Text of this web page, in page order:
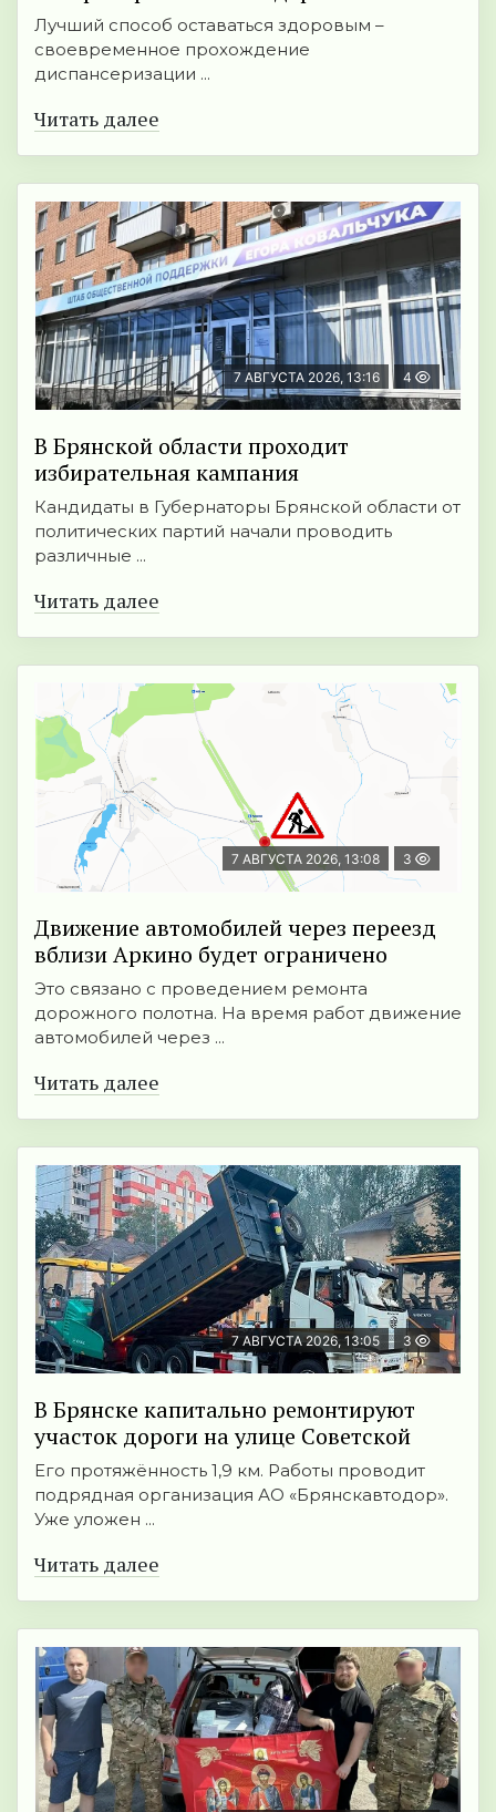
Лучший способ оставаться здоровым –
своевременное прохождение
диспансеризации ...
Читать далее
7 АВГУСТА 2026, 13:16 4
В Брянской области проходит
избирательная кампания
Кандидаты в Губернаторы Брянской области от
политических партий начали проводить
различные ...
Читать далее
7 АВГУСТА 2026, 13:08 3
Движение автомобилей через переезд
вблизи Аркино будет ограничено
Это связано с проведением ремонта
дорожного полотна. На время работ движение
автомобилей через ...
Читать далее
7 АВГУСТА 2026, 13:05 3
В Брянске капитально ремонтируют
участок дороги на улице Советской
Его протяжённость 1,9 км. Работы проводит
подрядная организация АО «Брянскавтодор».
Уже уложен ...
Читать далее